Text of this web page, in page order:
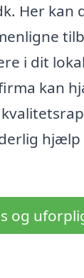
Her kan
i dit
kan
hjælp
og